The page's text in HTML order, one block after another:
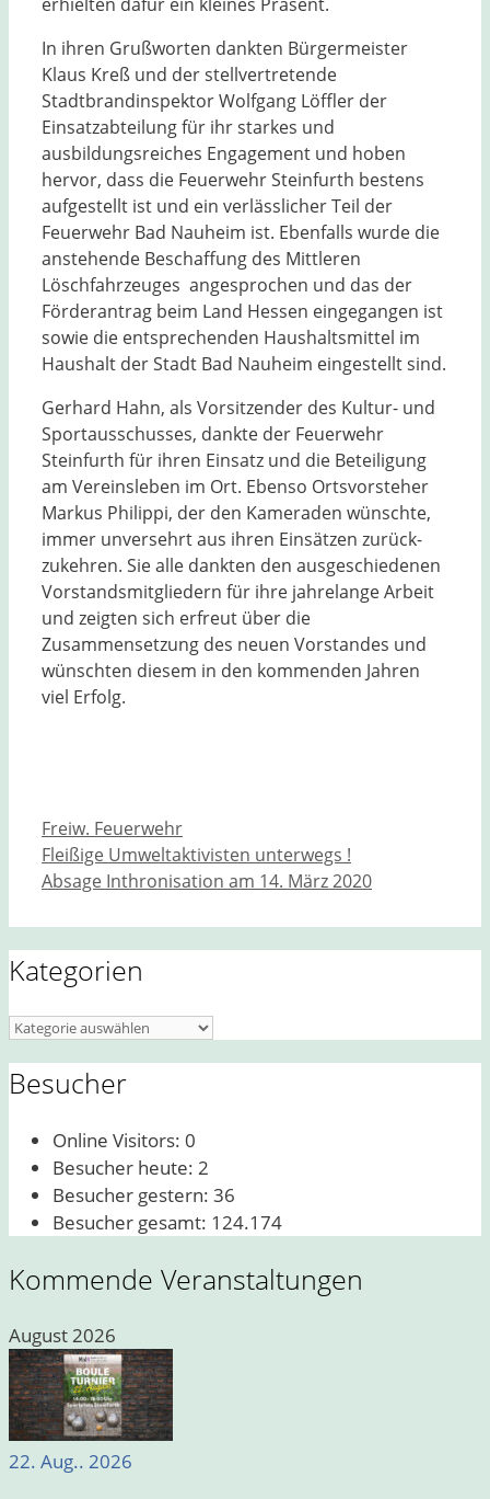
In ihren Grußworten dankten Bürgermeister
Klaus Kreß und der stellvertretende
Stadtbrandinspektor Wolfgang Löffler der
Einsatzabteilung für ihr starkes und
ausbildungsreiches Engagement und hoben
hervor, dass die Feuerwehr Steinfurth bestens
aufgestellt ist und ein verlässlicher Teil der
Feuerwehr Bad Nauheim ist. Ebenfalls wurde die
anstehende Beschaffung des Mittleren
Löschfahrzeuges angesprochen und das der
Förderantrag beim Land Hessen eingegangen ist
sowie die entsprechenden Haushaltsmittel im
Haushalt der Stadt Bad Nauheim eingestellt sind.
Gerhard Hahn, als Vorsitzender des Kultur- und
Sportausschusses, dankte der Feuerwehr
Steinfurth für ihren Einsatz und die Beteiligung
am Vereinsleben im Ort. Ebenso Ortsvorsteher
Markus Philippi, der den Kameraden wünschte,
immer unversehrt aus ihren Einsätzen zurück-
zukehren. Sie alle dankten den ausgeschiedenen
Vorstandsmitgliedern für ihre jahrelange Arbeit
und zeigten sich erfreut über die
Zusammensetzung des neuen Vorstandes und
wünschten diesem in den kommenden Jahren
viel Erfolg.
Kategorien
Freiw. Feuerwehr
Fleißige Umweltaktivisten unterwegs !
Absage Inthronisation am 14. März 2020
Kategorien
Kategorien
Besucher
Online Visitors: 0
Besucher heute: 2
Besucher gestern: 36
Besucher gesamt: 124.174
Kommende Veranstaltungen
August 2026
22. Aug.. 2026